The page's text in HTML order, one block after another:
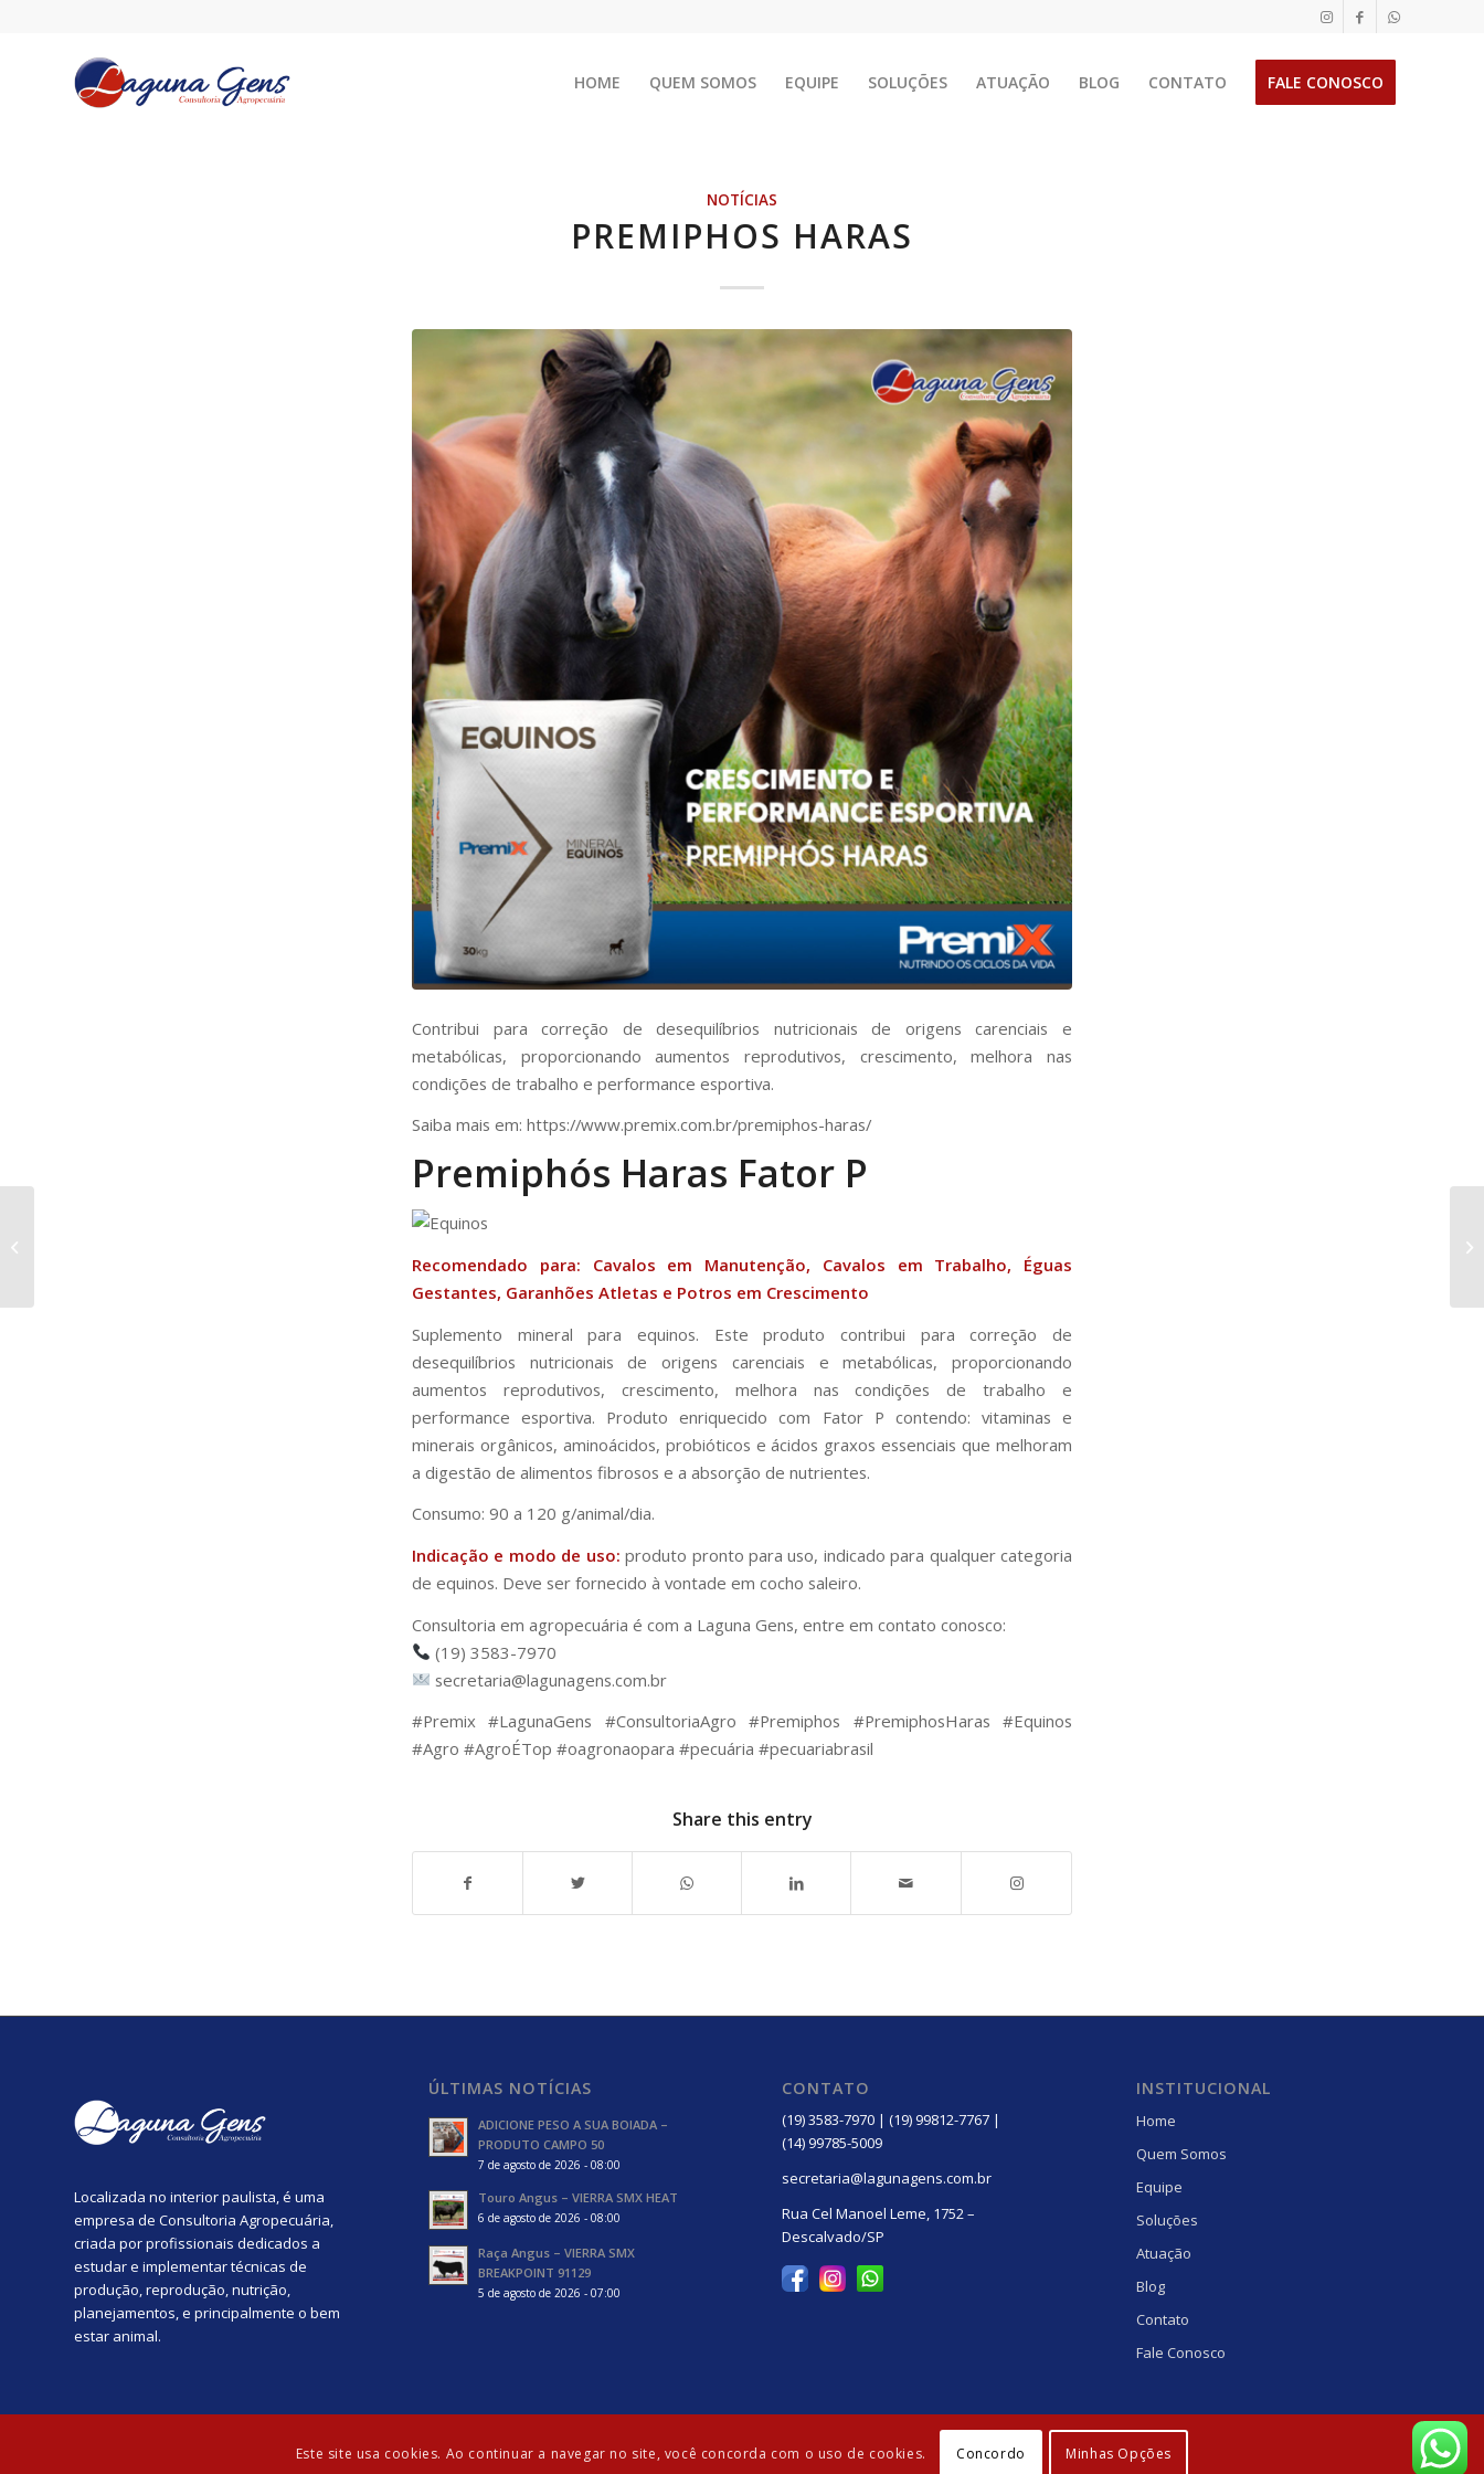
HOME QUEM SOMOS EQUIPE SOLUÇÕES ATUAÇÃO BLOG CONTATO FALE CONOSCO
NOTÍCIAS
PREMIPHOS HARAS
Contribui para correção de desequilíbrios nutricionais de origens carenciais e
metabólicas, proporcionando aumentos reprodutivos, crescimento, melhora nas
condições de trabalho e performance esportiva.
Saiba mais em: https://www.premix.com.br/premiphos-haras/
Premiphós Haras Fator P
Recomendado para: Cavalos em Manutenção, Cavalos em Trabalho, Éguas
Gestantes, Garanhões Atletas e Potros em Crescimento
Suplemento mineral para equinos. Este produto contribui para correção de
desequilíbrios nutricionais de origens carenciais e metabólicas, proporcionando
aumentos reprodutivos, crescimento, melhora nas condições de trabalho e
performance esportiva. Produto enriquecido com Fator P contendo: vitaminas e
minerais orgânicos, aminoácidos, probióticos e ácidos graxos essenciais que melhoram
a digestão de alimentos fibrosos e a absorção de nutrientes.
Consumo: 90 a 120 g/animal/dia.
Indicação e modo de uso: produto pronto para uso, indicado para qualquer categoria
de equinos. Deve ser fornecido à vontade em cocho saleiro.
Consultoria em agropecuária é com a Laguna Gens, entre em contato conosco:
(19) 3583-7970
secretaria@lagunagens.com.br
#Premix #LagunaGens #ConsultoriaAgro #Premiphos #PremiphosHaras #Equinos
#Agro #AgroÉTop #oagronaopara #pecuária #pecuariabrasil
Share this entry
Localizada no interior paulista, é uma
empresa de Consultoria Agropecuária,
criada por profissionais dedicados a
estudar e implementar técnicas de
produção, reprodução, nutrição,
planejamentos, e principalmente o bem
estar animal.
ÚLTIMAS NOTÍCIAS
ADICIONE PESO A SUA BOIADA –
PRODUTO CAMPO 50
7 de agosto de 2026 - 08:00
Touro Angus – VIERRA SMX HEAT
6 de agosto de 2026 - 08:00
Raça Angus – VIERRA SMX
BREAKPOINT 91129
5 de agosto de 2026 - 07:00
CONTATO
(19) 3583-7970 | (19) 99812-7767 |
(14) 99785-5009
secretaria@lagunagens.com.br
Rua Cel Manoel Leme, 1752 –
Descalvado/SP
INSTITUCIONAL
Home
Quem Somos
Equipe
Soluções
Atuação
Blog
Contato
Fale Conosco
Este site usa cookies. Ao continuar a navegar no site, você concorda com o uso de cookies. Concordo Minhas Opções